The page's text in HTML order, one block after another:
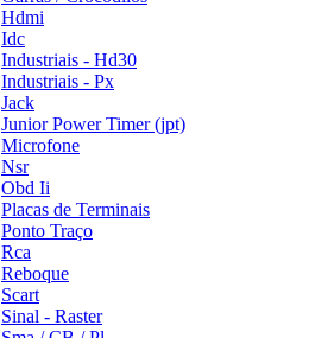
Hdmi
Idc
Industriais - Hd30
Industriais - Px
Jack
Junior Power Timer (jpt)
Microfone
Nsr
Obd Ii
Placas de Terminais
Ponto Traço
Rca
Reboque
Scart
Sinal - Raster